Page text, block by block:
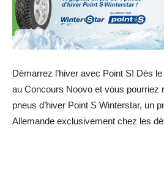
Démarrez l’hiver avec Point S! Dès
au Concours Noovo et vous pourriez
pneus d’hiver Point S Winterstar, un
Allemande exclusivement chez les